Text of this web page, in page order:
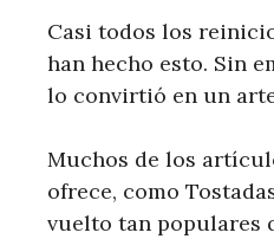
Casi todos los
han hecho esto. Sin
lo convirtió en un
Muchos de los
ofrece, como
vuelto tan populares